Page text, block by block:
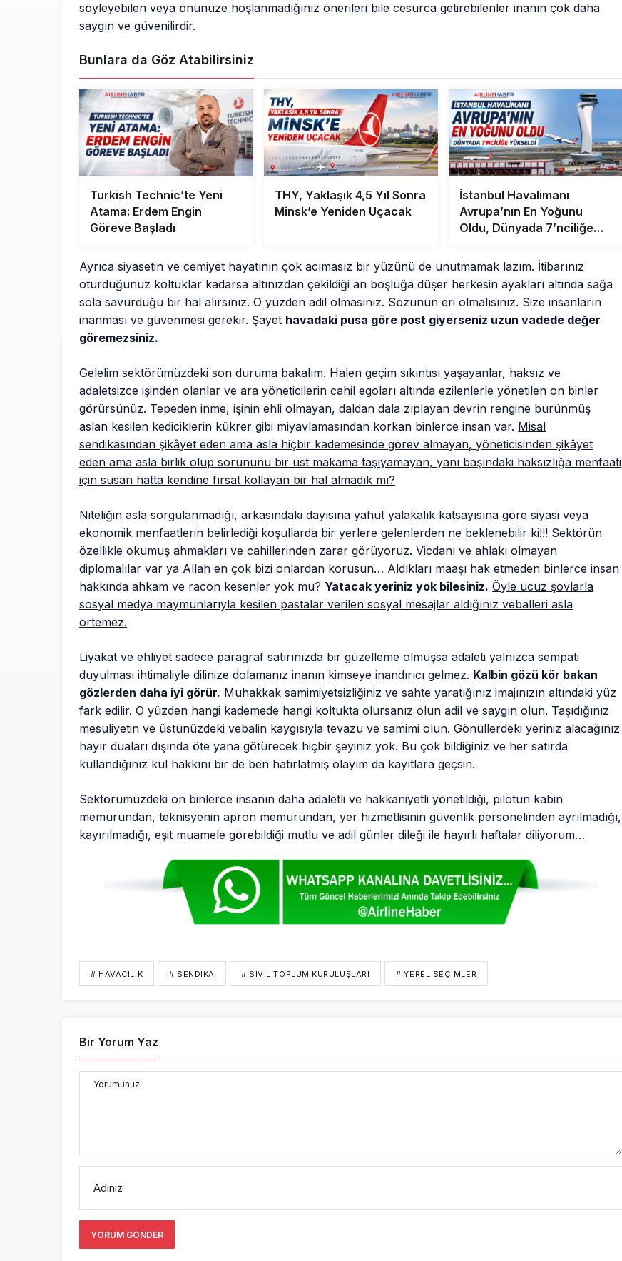
söyleyebilen veya önünüze hoşlanmadığınız önerileri bile cesurca getirebilenler inanın çok daha
saygın ve güvenilirdir.
Bunlara da Göz Atabilirsiniz
Turkish Technic’te Yeni
Atama: Erdem Engin
Göreve Başladı
THY, Yaklaşık 4,5 Yıl Sonra
Minsk’e Yeniden Uçacak
İstanbul Havalimanı
Avrupa’nın En Yoğunu
Oldu, Dünyada 7’nciliğe
Ayrıca siyasetin ve cemiyet hayatının çok acımasız bir yüzünü de unutmamak lazım. İtibarınız
oturduğunuz koltuklar kadarsa altınızdan çekildiği an boşluğa düşer herkesin ayakları altında sağa
sola savurduğu bir hal alırsınız. O yüzden adil olmasınız. Sözünün eri olmalısınız. Size insanların
inanması ve güvenmesi gerekir. Şayet havadaki pusa göre post giyerseniz uzun vadede değer
göremezsiniz.
Gelelim sektörümüzdeki son duruma bakalım. Halen geçim sıkıntısı yaşayanlar, haksız ve
adaletsizce işinden olanlar ve ara yöneticilerin cahil egoları altında ezilenlerle yönetilen on binler
görürsünüz. Tepeden inme, işinin ehli olmayan, daldan dala zıplayan devrin rengine bürünmüş
aslan kesilen kediciklerin kükrer gibi miyavlamasından korkan binlerce insan var. Misal
sendikasından şikâyet eden ama asla hiçbir kademesinde görev almayan, yöneticisinden şikâyet
eden ama asla birlik olup sorununu bir üst makama taşıyamayan, yanı başındaki haksızlığa menfaati
için susan hatta kendine fırsat kollayan bir hal almadık mı?
Niteliğin asla sorgulanmadığı, arkasındaki dayısına yahut yalakalık katsayısına göre siyasi veya
ekonomik menfaatlerin belirlediği koşullarda bir yerlere gelenlerden ne beklenebilir ki!!! Sektörün
özellikle okumuş ahmakları ve cahillerinden zarar görüyoruz. Vicdanı ve ahlakı olmayan
diplomalılar var ya Allah en çok bizi onlardan korusun… Aldıkları maaşı hak etmeden binlerce insan
hakkında ahkam ve racon kesenler yok mu? Yatacak yeriniz yok bilesiniz. Öyle ucuz şovlarla
sosyal medya maymunlarıyla kesilen pastalar verilen sosyal mesajlar aldığınız veballeri asla
örtemez.
Liyakat ve ehliyet sadece paragraf satırınızda bir güzelleme olmuşsa adaleti yalnızca sempati
duyulması ihtimaliyle dilinize dolamanız inanın kimseye inandırıcı gelmez. Kalbin gözü kör bakan
gözlerden daha iyi görür. Muhakkak samimiyetsizliğiniz ve sahte yaratığınız imajınızın altındaki yüz
fark edilir. O yüzden hangi kademede hangi koltukta olursanız olun adil ve saygın olun. Taşıdığınız
mesuliyetin ve üstünüzdeki vebalin kaygısıyla tevazu ve samimi olun. Gönüllerdeki yeriniz alacağınız
hayır duaları dışında öte yana götürecek hiçbir şeyiniz yok. Bu çok bildiğiniz ve her satırda
kullandığınız kul hakkını bir de ben hatırlatmış olayım da kayıtlara geçsin.
Sektörümüzdeki on binlerce insanın daha adaletli ve hakkaniyetli yönetildiği, pilotun kabin
memurundan, teknisyenin apron memurundan, yer hizmetlisinin güvenlik personelinden ayrılmadığı,
kayırılmadığı, eşit muamele görebildiği mutlu ve adil günler dileği ile hayırlı haftalar diliyorum…
# HAVACILIK # SENDIKA # SIVIL TOPLUM KURULUŞLARI # YEREL SEÇIMLER
Bir Yorum Yaz
Yorumunuz
Adınız
YORUM GÖNDER